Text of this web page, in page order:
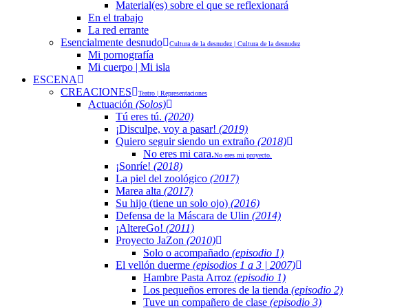
Material(es) sobre el que se reflexionará
En el trabajo
La red errante
Esencialmente desnudo
Cultura de la desnudez | Cultura de la desnudez
Mi pornografía
Mi cuerpo | Mi isla
ESCENA
CREACIONES
Teatro | Representaciones
Actuación (Solos)
Tú eres tú. (2020)
¡Disculpe, voy a pasar! (2019)
Quiero seguir siendo un extraño (2018)
No eres mi cara.No eres mi proyecto.
¡Sonríe! (2018)
La piel del zoológico (2017)
Marea alta (2017)
Su hijo (tiene un solo ojo) (2016)
Defensa de la Máscara de Ulin (2014)
¡AltereGo! (2011)
Proyecto JaZon (2010)
Solo o acompañado (episodio 1)
El vellón duerme (episodios 1 a 3 | 2007)
Hambre Pasta Arroz (episodio 1)
Los pequeños errores de la tienda (episodio 2)
Tuve un compañero de clase (episodio 3)